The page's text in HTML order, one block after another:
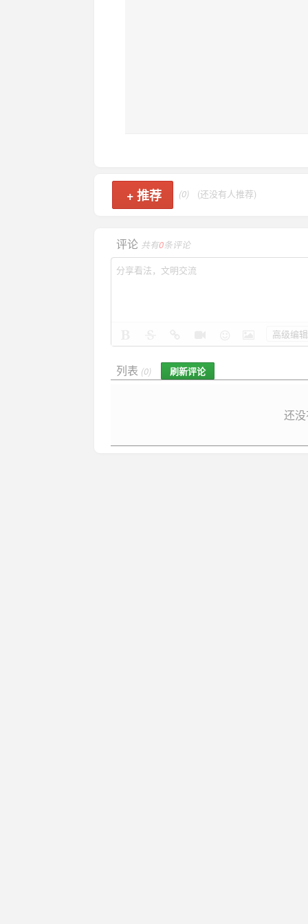
+ 推荐 (0) (还没有人推荐)
评论 共有0条评论
高级编辑
列表 (0) 刷新评论
还